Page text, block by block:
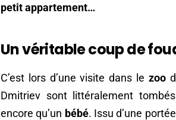
petit appartement…
Un véritable coup de
C’est lors d’une visite dans le zoo
Dmitriev sont littéralement
encore qu’un bébé. Issu d’une